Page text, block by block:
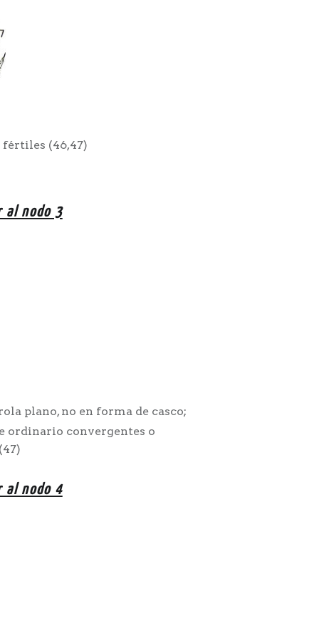
(46,47)
al nodo 3
plano, no en forma de casco;
ordinario convergentes o
al nodo 4